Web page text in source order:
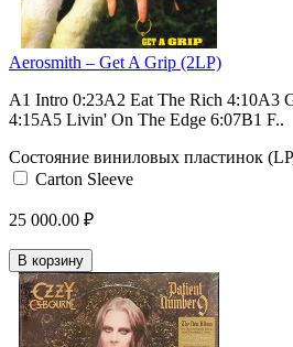
Aerosmith – Get A Grip (2LP)
A1 Intro 0:23A2 Eat The Rich 4:10A3
4:15A5 Livin' On The Edge 6:07B1 F..
Состояние виниловых пластинок
Carton Sleeve
25 000.00 ₽
В корзину